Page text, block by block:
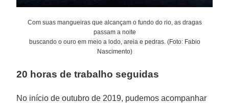
Com suas mangueiras que alcançam o fundo do rio, as dragas
passam a noite
buscando o ouro em meio a lodo, areia e pedras. (Foto: Fabio
Nascimento)
20 horas de trabalho seguidas
No início de outubro de 2019, pudemos acompanhar